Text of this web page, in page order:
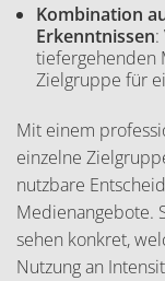
Kombination
Erkenntnissen:
tiefergehenden
Zielgruppe für
Mit einem
einzelne
nutzbare
Medienangebote.
sehen konkret,
Nutzung an